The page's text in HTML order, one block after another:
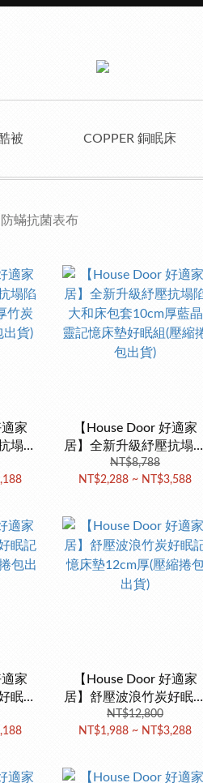
被 COPPER 銅眠床
蟎抗菌表布
家
塌陷
竹炭
貨)
【House Door 好適家
居】全新升級紓壓抗塌陷
大和床包套10cm厚藍晶
靈記憶床墊好眠組(壓縮捲
NT$8,788
NT$2,288 ~ NT$3,588
家
眠記
包出
【House Door 好適家
居】舒壓波浪竹炭好眠記
憶床墊12cm厚(壓縮捲包
出貨)
NT$12,800
NT$1,988 ~ NT$3,288